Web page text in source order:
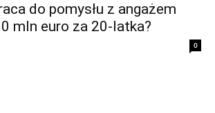
do pomysłu z angażem
mln euro za 20-latka?
0